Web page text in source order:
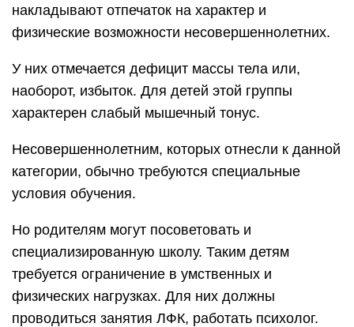
накладывают отпечаток на характер и
физические возможности несовершеннолетних.
У них отмечается дефицит массы тела или,
наоборот, избыток. Для детей этой группы
характерен слабый мышечный тонус.
Несовершеннолетним, которых отнесли к данной
категории, обычно требуются специальные
условия обучения.
Но родителям могут посоветовать и
специализированную школу. Таким детям
требуется ограничение в умственных и
физических нагрузках. Для них должны
проводиться занятия ЛФК, работать психолог.